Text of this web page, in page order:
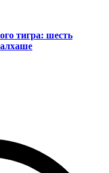
тигра: шесть